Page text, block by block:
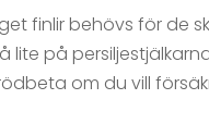
finlir behövs för de
lite på
om du vill